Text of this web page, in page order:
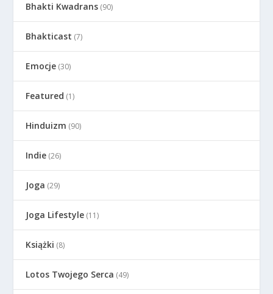
Bhakti Kwadrans (90)
Bhakticast (7)
Emocje (30)
Featured (1)
Hinduizm (90)
Indie (26)
Joga (29)
Joga Lifestyle (11)
Książki (8)
Lotos Twojego Serca (49)